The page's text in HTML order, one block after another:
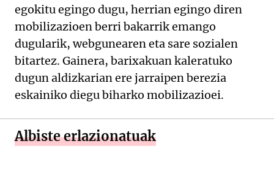
egokitu egingo dugu, herrian egingo diren
mobilizazioen berri bakarrik emango
dugularik, webgunearen eta sare sozialen
bitartez. Gainera, barixakuan kaleratuko
dugun aldizkarian ere jarraipen berezia
eskainiko diegu biharko mobilizazioei.
Albiste erlazionatuak